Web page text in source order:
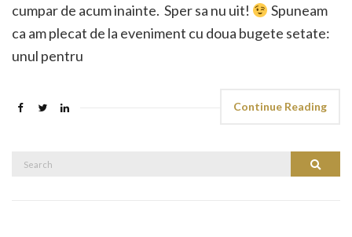
cumpar de acum inainte. Sper sa nu uit!
Spuneam
ca am plecat de la eveniment cu doua bugete setate:
unul pentru
Continue Reading
Search